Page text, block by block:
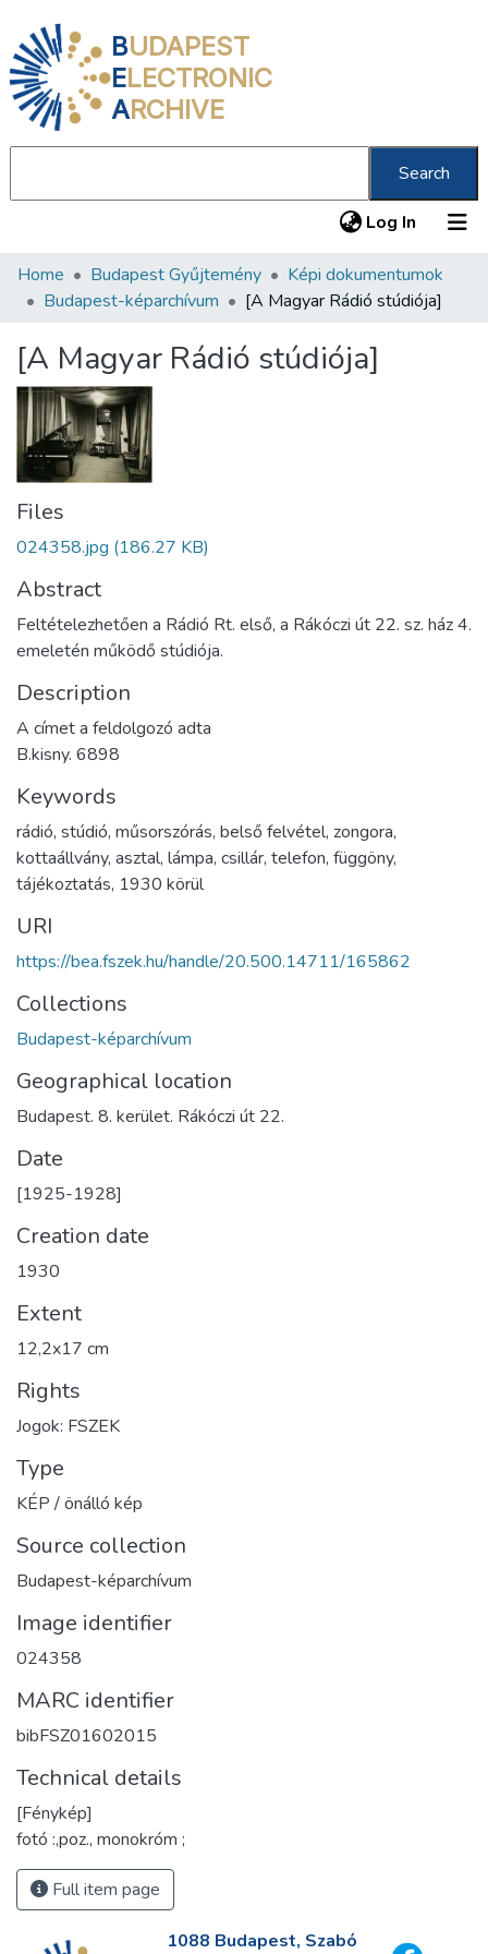
BUDAPEST
ELECTRONIC
ARCHIVE
Search
Log In (current)
Communities & Collections
Statistics
About us
Home Budapest Gyűjtemény
Képi dokumentumok
Budapest-képarchívum
[A Magyar Rádió stúdiója]
[A Magyar Rádió stúdiója]
Files
024358.jpg (186.27 KB)
Abstract
Feltételezhetően a Rádió Rt. első, a Rákóczi út 22. sz. ház 4.
emeletén működő stúdiója.
Description
A címet a feldolgozó adta
B.kisny. 6898
Keywords
rádió, stúdió, műsorszórás, belső felvétel, zongora,
kottaállvány, asztal, lámpa, csillár, telefon, függöny,
tájékoztatás, 1930 körül
URI
https://bea.fszek.hu/handle/20.500.14711/165862
Collections
Budapest-képarchívum
Geographical location
Budapest. 8. kerület. Rákóczi út 22.
Date
[1925-1928]
Creation date
1930
Extent
12,2x17 cm
Rights
Jogok: FSZEK
Type
KÉP / önálló kép
Source collection
Budapest-képarchívum
Image identifier
024358
MARC identifier
bibFSZ01602015
Technical details
[Fénykép]
fotó :,poz., monokróm ;
Full item page
1088 Budapest, Szabó